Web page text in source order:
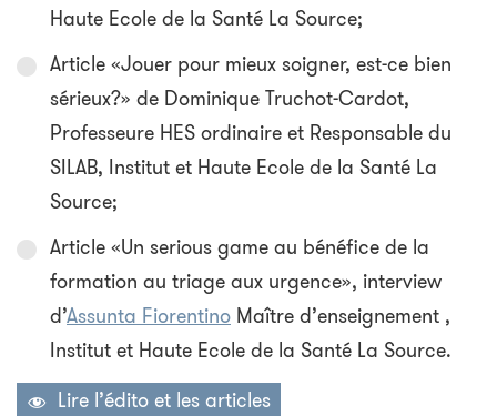
Haute Ecole de la Santé La Source;
Article «Jouer pour mieux soigner, est-ce bien
sérieux?» de Dominique Truchot-Cardot,
Professeure HES ordinaire et Responsable du
SILAB, Institut et Haute Ecole de la Santé La
Source;
Article «Un serious game au bénéfice de la
formation au triage aux urgence», interview
d’Assunta Fiorentino Maître d’enseignement ,
Institut et Haute Ecole de la Santé La Source.
Lire l’édito et les articles